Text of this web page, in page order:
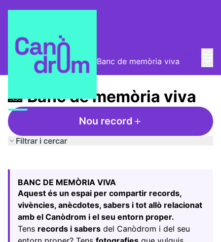
Taula de Memòries / 📸 Banc de memòria viva
📸 Banc de memòria viva
Nou record
Filtrar i cercar
−
BANC DE MEMÒRIA VIVA
Aquest és un espai per compartir records,
vivències, anècdotes, sabers i tot allò relacionat
amb el Canòdrom i el seu entorn proper.
Tens records i sabers del Canòdrom i del seu